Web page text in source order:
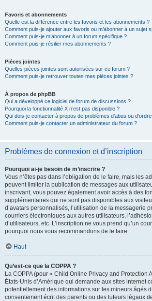
Favoris et abonnements
Quelle est la différence entre les favoris et les abonnements ?
Comment puis-je ajouter aux favoris ou m’abonner à un sujet
Comment puis-je m’abonner à un forum spécifique ?
Comment puis-je résilier mes abonnements ?
Pièces jointes
Quelles pièces jointes sont autorisées sur ce forum ?
Comment puis-je retrouver toutes mes pièces jointes ?
À propos de phpBB
Qui a développé ce logiciel de forum de discussions ?
Pourquoi la fonctionnalité X n’est pas disponible ?
Qui dois-je contacter à propos de problèmes d’abus ou
Comment puis-je contacter un administrateur du forum ?
Problèmes de connexion et d’inscription
Pourquoi ai-je besoin de m’inscrire ?
Vous n’êtes pas dans l’obligation de le faire, mais les
peuvent limiter la publication de messages aux
inscrivant, vous pouvez également avoir accès à des
supplémentaires qui ne sont pas disponibles aux
d’avatars personnalisés, l’utilisation de la messagerie
courriers électroniques aux autres utilisateurs,
d’utilisateurs, etc. L’inscription ne vous prend qu’un
pourquoi nous vous recommandons de le faire.
Haut
Qu’est-ce que la COPPA ?
La COPPA (pour « Child Online Privacy and Protection
États-Unis d’Amérique qui demande aux sites internet
potentiellement des informations sur les mineurs âgés
consentement écrit des parents ou des tuteurs légaux